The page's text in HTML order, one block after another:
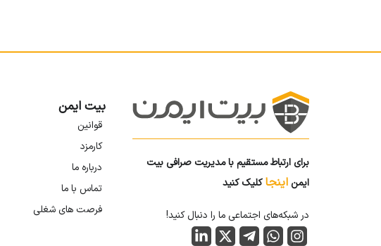
برای ارتباط مستقیم با مدیریت صرافی بیت
ایمن اینجاکلیک کنید
در شبکه‌های اجتماعی ما را دنبال کنید!
بیت ایمن
قوانین
کارمزد
درباره ما
تماس با ما
فرصت های شغلی